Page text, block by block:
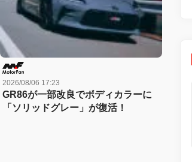
2026/08/06 17:23
GR86が一部改良でボディカラーに
「ソリッドグレー」が復活！